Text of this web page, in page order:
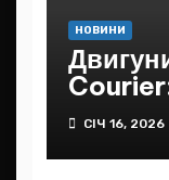
НОВИНИ
СІЧ 16, 2026